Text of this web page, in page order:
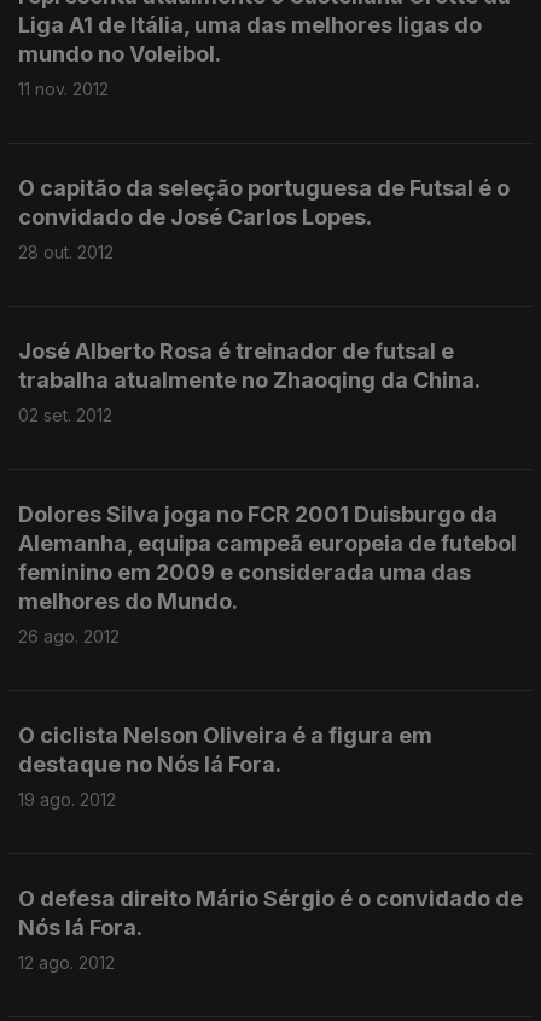
Liga A1 de Itália, uma das melhores ligas do
mundo no Voleibol.
11 nov. 2012
O capitão da seleção portuguesa de Futsal é o
convidado de José Carlos Lopes.
28 out. 2012
José Alberto Rosa é treinador de futsal e
trabalha atualmente no Zhaoqing da China.
02 set. 2012
Dolores Silva joga no FCR 2001 Duisburgo da
Alemanha, equipa campeã europeia de futebol
feminino em 2009 e considerada uma das
melhores do Mundo.
26 ago. 2012
O ciclista Nelson Oliveira é a figura em
destaque no Nós lá Fora.
19 ago. 2012
O defesa direito Mário Sérgio é o convidado de
Nós lá Fora.
12 ago. 2012